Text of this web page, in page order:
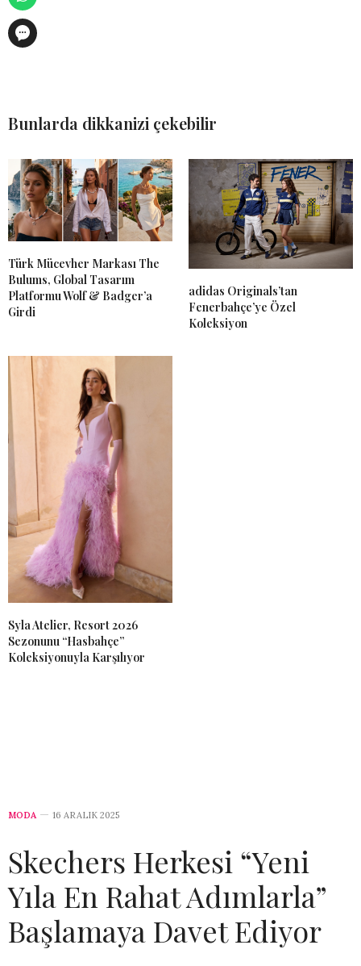
Bunlarda dikkanizi çekebilir
Türk Mücevher Markası The
Bulums, Global Tasarım
Platformu Wolf & Badger’a
Girdi
adidas Originals’tan
Fenerbahçe’ye Özel
Koleksiyon
Syla Atelier, Resort 2026
Sezonunu “Hasbahçe”
Koleksiyonuyla Karşılıyor
MODA 16 ARALIK 2025
Skechers Herkesi “Yeni
Yıla En Rahat Adımlarla”
Başlamaya Davet Ediyor